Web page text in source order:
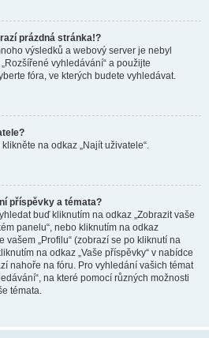
prázdná stránka!?
výsledků a webový server je nebyl
vyhledávání“ a použijte
fóra, ve kterých budete vyhledávat.
na odkaz „Najít uživatele“.
příspěvky a témata?
buď kliknutím na odkaz „Zobrazit vaše
panelu“, nebo kliknutím na odkaz
vašem „Profilu“ (zobrazí se po kliknutí na
na odkaz „Vaše příspěvky“ v nabídce
nahoře na fóru. Pro vyhledání vašich témat
na které pomocí různých možnosti
témata.